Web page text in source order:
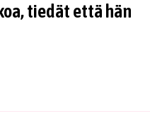
tiedät että hän